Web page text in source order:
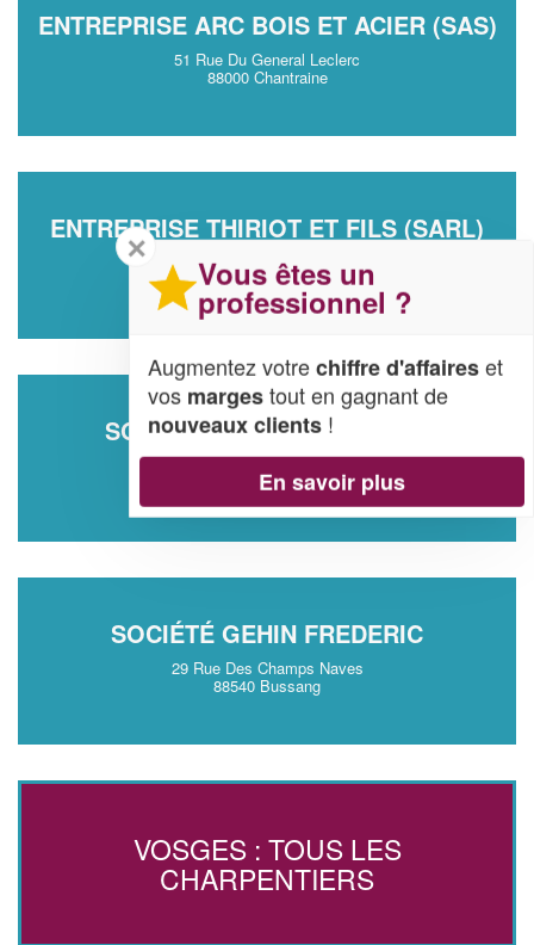
ENTREPRISE ARC BOIS ET ACIER (SAS)
51 Rue Du General Leclerc
88000 Chantraine
ENTREPRISE THIRIOT ET FILS (SARL)
150 Rue Des Saints
88170 Dombrot-sur-Vair
SOCIÉTÉ THIERY GAUTHIER
2 Route De Remiremont
88220 Raon-aux-Bois
SOCIÉTÉ GEHIN FREDERIC
29 Rue Des Champs Naves
88540 Bussang
VOSGES : TOUS LES
CHARPENTIERS
✕
Vous êtes un
professionnel ?
Augmentez votrechiffre d'affaireset
vos margestout en gagnant de
nouveaux clients !
En savoir plus